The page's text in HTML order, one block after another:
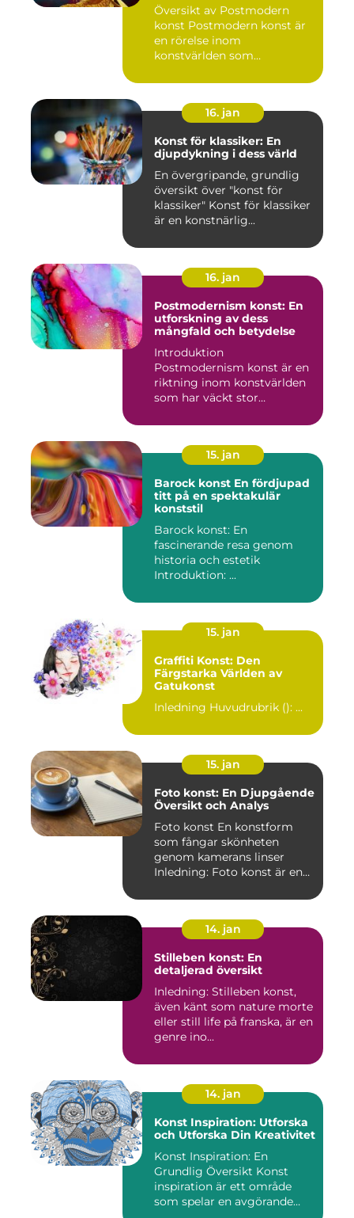
Översikt av Postmodern
konst Postmodern konst är
en rörelse inom
konstvärlden som
16. jan
Konst för klassiker: En
djupdykning i dess värld
En övergripande, grundlig
översikt över "konst för
klassiker" Konst för klassiker
är en konstnärlig...
16. jan
Postmodernism konst: En
utforskning av dess
mångfald och betydelse
Introduktion
Postmodernism konst är en
riktning inom konstvärlden
som har väckt stor
15. jan
Barock konst En fördjupad
titt på en spektakulär
konststil
Barock konst: En
fascinerande resa genom
historia och estetik
Introduktion: ...
15. jan
Graffiti Konst: Den
Färgstarka Världen av
Gatukonst
Inledning Huvudrubrik (): ...
15. jan
Foto konst: En Djupgående
Översikt och Analys
Foto konst En konstform
som fångar skönheten
genom kamerans linser
Inledning: Foto konst är en
14. jan
Stilleben konst: En
detaljerad översikt
Inledning: Stilleben konst,
även känt som nature morte
eller still life på franska, är en
genre ino...
14. jan
Konst Inspiration: Utforska
och Utforska Din Kreativitet
Konst Inspiration: En
Grundlig Översikt Konst
inspiration är ett område
som spelar en avgörande